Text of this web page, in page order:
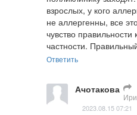
взрослых, у кого
не аллергенны, все
чувство
частности.
Ответить
Ачотакова
2023.08.15 07:21